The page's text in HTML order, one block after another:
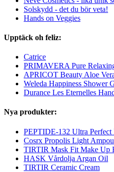
Solskydd - det du bör veta!
Hands on Veggies
Upptäck oh feliz:
Catrice
PRIMAVERA Pure
APRICOT Beauty Aloe
Weleda Happiness Shower
Durance Les Eternelles
Nya produkter:
PEPTIDE-132 Ultra
Cosrx Propolis Light
TIRTIR Mask Fit Make Up
HASK Vårdolja Argan Oil
TIRTIR Ceramic Cream